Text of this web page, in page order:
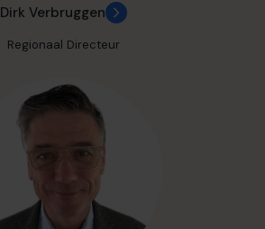
Dirk Verbruggen
Regionaal Directeur